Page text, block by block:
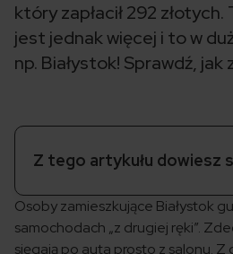
który zapłacił 292
jest jednak więcej i to w
np. Białystok! Sprawdź,
Z tego artykułu dowiesz
Osoby zamieszkujące Białystok
samochodach „z drugiej ręki”.
sięgają po auta prosto z salonu.